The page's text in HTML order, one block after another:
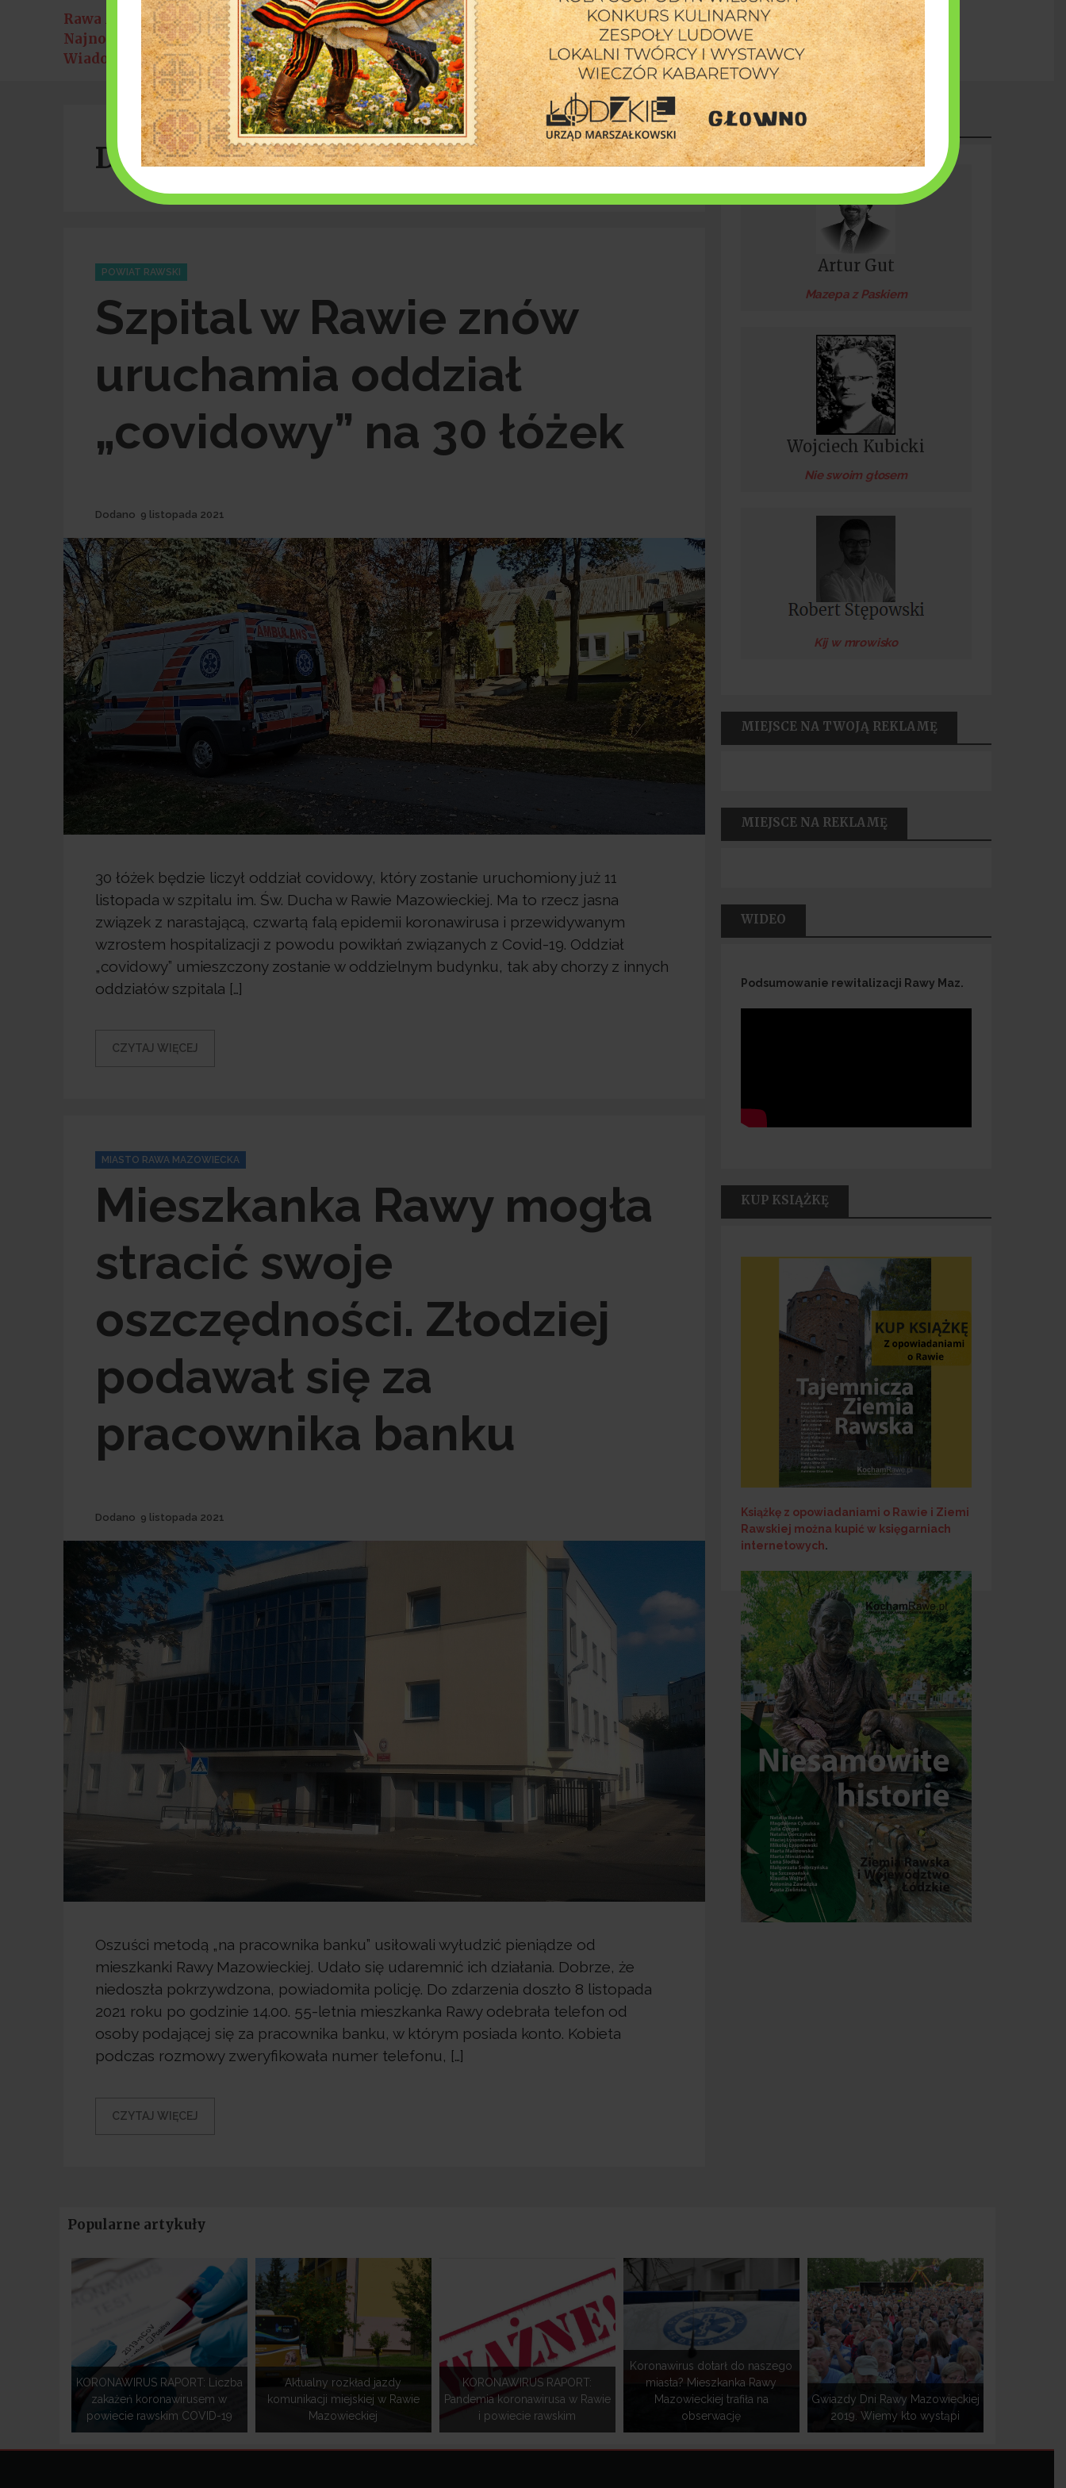
Rawa Mazowiecka
Najnowsze
Wiadomości:
w parku miejskim [8 sierpnia] 6 sierpnia 2026
Bałkańskie rytmy i nauka tańca na starówce w Rawie Mazowieckiej
6 sierpnia 2026 Burmistrz Piotr Irla: Inwestujemy w bezpieczeństwo
Dzień:2021-11-09
Categories
POWIAT RAWSKI
Szpital w Rawie znów
uruchamia oddział
„covidowy” na 30 łóżek
Dodano 9 listopada 2021
30 łóżek będzie liczył oddział covidowy, który zostanie uruchomiony już 11
listopada w szpitalu im. Św. Ducha w Rawie Mazowieckiej. Ma to rzecz jasna
związek z narastającą, czwartą falą epidemii koronawirusa i przewidywanym
wzrostem hospitalizacji z powodu powikłań związanych z Covid-19. Oddział
„covidowy” umieszczony zostanie w oddzielnym budynku, tak aby chorzy z innych
oddziałów szpitala […]
CZYTAJ WIĘCEJ
Categories
MIASTO RAWA MAZOWIECKA
Mieszkanka Rawy mogła
stracić swoje
oszczędności. Złodziej
podawał się za
pracownika banku
Dodano 9 listopada 2021
Oszuści metodą „na pracownika banku” usiłowali wyłudzić pieniądze od
mieszkanki Rawy Mazowieckiej. Udało się udaremnić ich działania. Dobrze, że
niedoszła pokrzywdzona, powiadomiła policję. Do zdarzenia doszło 8 listopada
2021 roku po godzinie 14.00. 55-letnia mieszkanka Rawy odebrała telefon od
osoby podającej się za pracownika banku, w którym posiada konto. Kobieta
podczas rozmowy zweryfikowała numer telefonu, […]
CZYTAJ WIĘCEJ
PUBLICYSTYKA
Artur Gut
Mazepa z Paskiem
Wojciech Kubicki
Nie swoim głosem
Kij w mrowisko
MIEJSCE NA TWOJĄ REKLAMĘ
MIEJSCE NA REKLAMĘ
WIDEO
Podsumowanie rewitalizacji Rawy Maz.
KUP KSIĄŻKĘ
Książkę z opowiadaniami o Rawie i Ziemi
Rawskiej można kupić w księgarniach
internetowych.
Popularne artykuły
KORONAWIRUS RAPORT: Liczba
zakażeń koronawirusem w
powiecie rawskim COVID-19
Aktualny rozkład jazdy
komunikacji miejskiej w Rawie
Mazowieckiej
KORONAWIRUS RAPORT:
Pandemia koronawirusa w Rawie
i powiecie rawskim
Koronawirus dotarł do naszego
miasta? Mieszkanka Rawy
Mazowieckiej trafiła na
obserwację
Gwiazdy Dni Rawy Mazowieckiej
2019. Wiemy kto wystąpi